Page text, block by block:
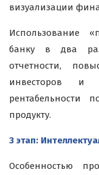
визуализации
Использование
банку в два
отчетности,
инвесторов и
рентабельности
продукту.
3 этап:
Особенностью